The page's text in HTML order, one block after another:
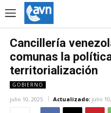
Cancillería
comunas la
territorialización
GOBIERNO
julio 10, 2025 Actualizado: julio